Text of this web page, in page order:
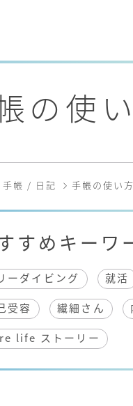
の使
手帳 / 日記 手帳の使い
すめキーワ
ーダイビング 就活
受容 繊細さん
life ストーリー